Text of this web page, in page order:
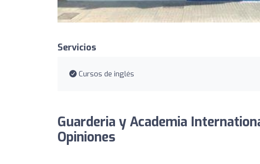
Servicios
Cursos de inglés
Guarderia y Academia
Opiniones